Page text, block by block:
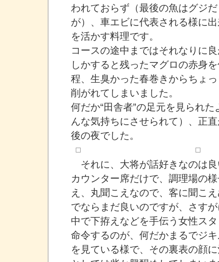
われておらず（最後の魚はグジ
が）、車エビに代表される様に
を活かす料理です。
コースの途中まではそれなりに
しかすると残ったマグロの赤身
程、生臭かった春巻きからちょ
削がれてしまいました。
何だか“田舎者”の足元を見られ
んな気持ちにさせられて）、正
後の夜でした。
それに、大将が話好きなのは
カウンター席だけで、調理場の
え、丸聞こえなので、客に聞こ
でならまだ良いのですが、さす
中で下拵えなどを手伝う女性ス
命令するのが、何だかまるでジ
を見ている様で、その裏表の顔